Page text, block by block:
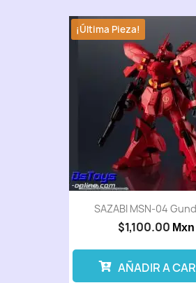
SAZABI MSN-04
$1,100.00 Mxn
¡Última Pieza!
AÑADIR A